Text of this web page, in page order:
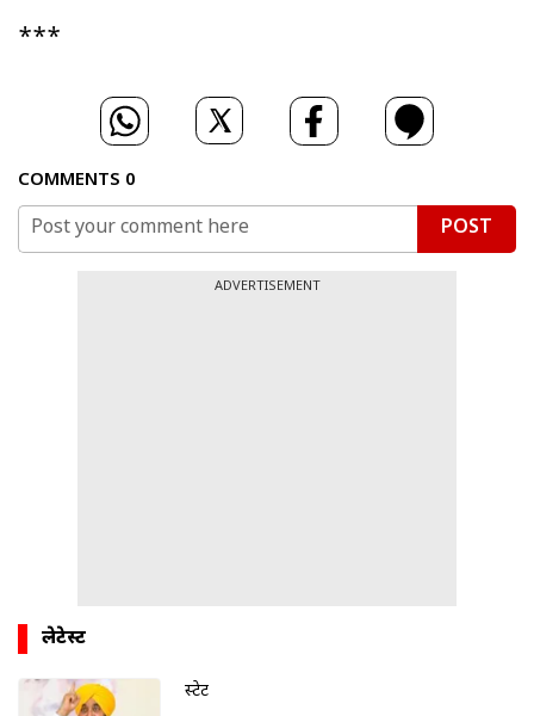
***
COMMENTS 0
POST
ADVERTISEMENT
लेटेस्ट
स्टेट